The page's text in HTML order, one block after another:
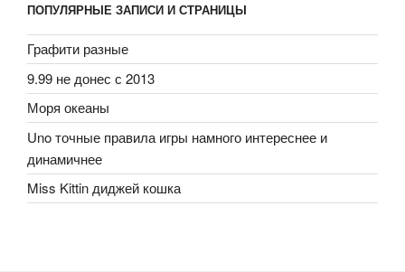
ПОПУЛЯРНЫЕ ЗАПИСИ И СТРАНИЦЫ
Графити разные
9.99 не донес с 2013
Моря океаны
Uno точные правила игры намного интереснее и
динамичнее
Miss Kittin диджей кошка